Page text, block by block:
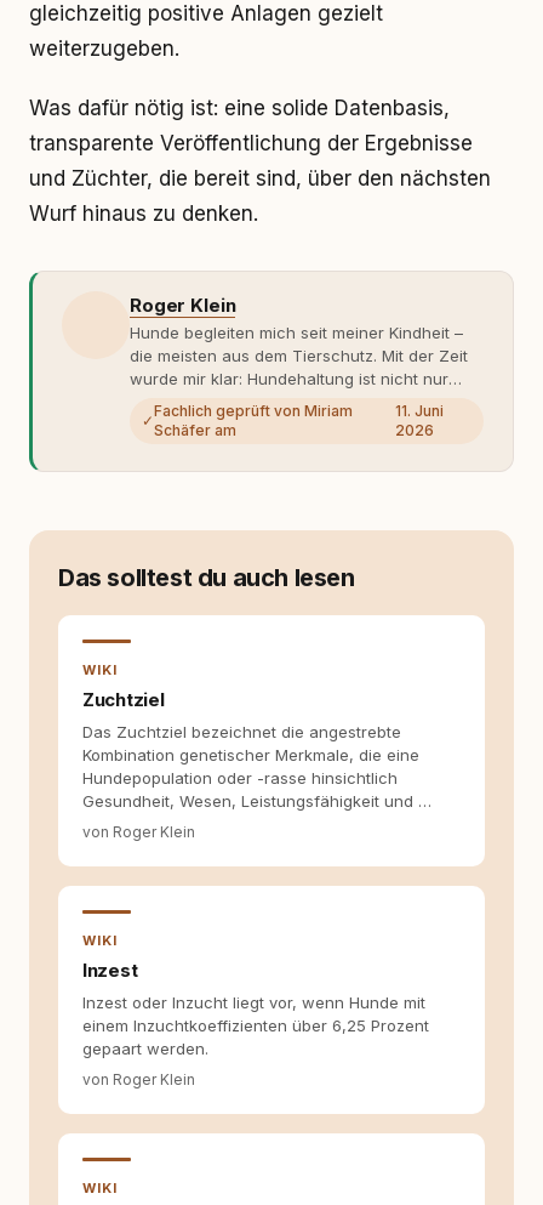
gleichzeitig positive Anlagen gezielt
weiterzugeben.
Was dafür nötig ist: eine solide Datenbasis,
transparente Veröffentlichung der Ergebnisse
und Züchter, die bereit sind, über den nächsten
Wurf hinaus zu denken.
Roger Klein
Hunde begleiten mich seit meiner Kindheit –
die meisten aus dem Tierschutz. Mit der Zeit
wurde mir klar: Hundehaltung ist nicht nur
Gefühl, sondern Verantwortung und
Fachwissen. Der Wendepunkt kam mit meinem
allein nicht mehr. Ich begann mich intensiv mit
Wissen ersetzt – nicht umgekehrt. Aus dieser
Tierschutz beginnt mit Wissen. Wer seinen
Hund versteht, trifft bessere Entscheidungen –
für ein Zusammenleben, das beiden guttut.
✓
Fachlich geprüft von Miriam
Schäfer am
11. Juni
2026
Das solltest du auch lesen
WIKI
Zuchtziel
Das Zuchtziel bezeichnet die angestrebte
Kombination genetischer Merkmale, die eine
Hundepopulation oder -rasse hinsichtlich
Gesundheit, Wesen, Leistungsfähigkeit und …
von Roger Klein
WIKI
Inzest
Inzest oder Inzucht liegt vor, wenn Hunde mit
einem Inzuchtkoeffizienten über 6,25 Prozent
gepaart werden.
von Roger Klein
WIKI